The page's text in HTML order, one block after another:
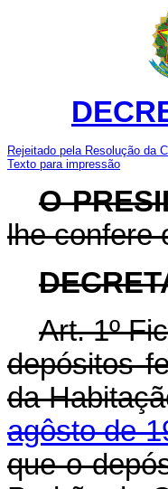
Rejeitado pela Resolução da
Texto para impressão
O
lhe confere
Art. 1º
depósitos
da
agôsto de
que o